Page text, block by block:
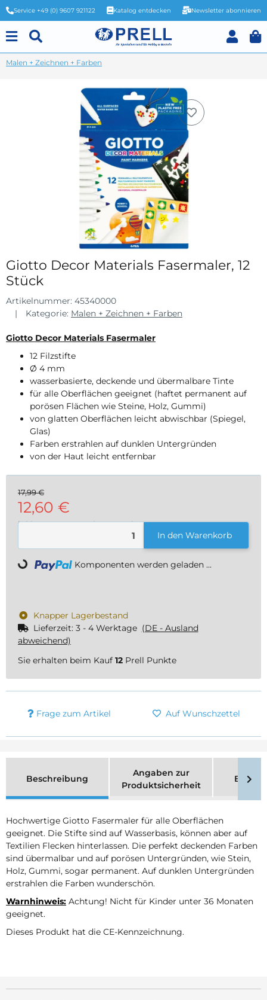
Service +49 (0) 9607 921122 Katalog entdecken Newsletter abonnieren
Malen + Zeichnen + Farben
Giotto Decor Materials Fasermaler, 12
Stück
Artikelnummer: 45340000
Kategorie: Malen + Zeichnen + Farben
Giotto Decor Materials Fasermaler
12 Filzstifte
Ø 4 mm
wasserbasierte, deckende und übermalbare Tinte
für alle Oberflächen geeignet (haftet permanent auf
porösen Flächen wie Steine, Holz, Gummi)
von glatten Oberflächen leicht abwischbar (Spiegel,
Glas)
Farben erstrahlen auf dunklen Untergründen
von der Haut leicht entfernbar
17,99 €
12,60 €
inkl. 19% USt. , zzgl.Versand
In den Warenkorb
Loading... Komponenten werden geladen ...
Knapper Lagerbestand
Lieferzeit: 3 - 4 Werktage (DE - Ausland
abweichend)
Sie erhalten beim Kauf 12 Prell Punkte
Frage zum Artikel Auf Wunschzettel
Beschreibung
Angaben zur
Produktsicherheit
Hochwertige Giotto Fasermaler für alle Oberflächen
geeignet. Die Stifte sind auf Wasserbasis, können aber auf
Textilien Flecken hinterlassen. Die perfekt deckenden Farben
sind übermalbar und auf porösen Untergründen, wie Stein,
Holz, Gummi, sogar permanent. Auf dunklen Untergründen
erstrahlen die Farben wunderschön.
Warnhinweis: Achtung! Nicht für Kinder unter 36 Monaten
geeignet.
Dieses Produkt hat die CE-Kennzeichnung.